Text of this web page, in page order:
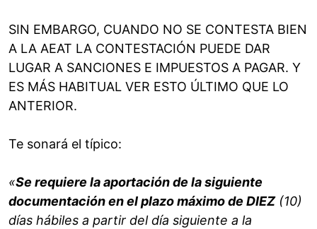
SIN EMBARGO, CUANDO NO SE CONTESTA BIEN
A LA AEAT LA CONTESTACIÓN PUEDE DAR
LUGAR A SANCIONES E IMPUESTOS A PAGAR. Y
ES MÁS HABITUAL VER ESTO ÚLTIMO QUE LO
ANTERIOR.
Te sonará el típico:
«Se requiere la aportación de la siguiente
documentación en el plazo máximo de DIEZ(10)
días hábiles a partir del día siguiente a la